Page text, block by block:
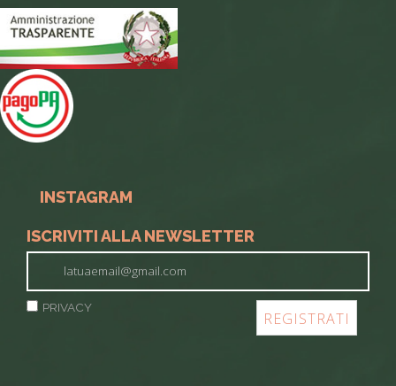
INSTAGRAM
ISCRIVITI ALLA NEWSLETTER
PRIVACY